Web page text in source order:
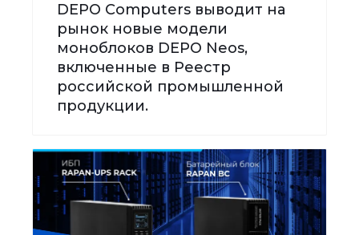
DEPO Computers выводит на
рынок новые модели
моноблоков DEPO Neos,
включенные в Реестр
российской промышленной
продукции.